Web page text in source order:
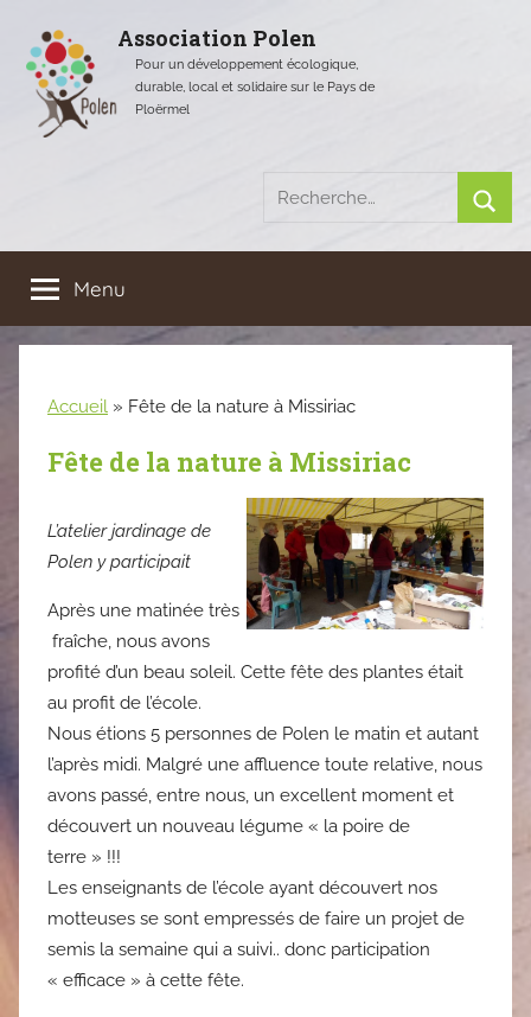
contenu
Association Polen
Pour un développement écologique,
durable, local et solidaire sur le Pays de
Ploërmel
Recherche
pour
:
Menu
Accueil » Fête de la nature à Missiriac
Fête de la nature à Missiriac
L’atelier jardinage de
Polen y participait
Après une matinée très
fraîche, nous avons
profité d’un beau soleil. Cette fête des plantes était
au profit de l’école.
Nous étions 5 personnes de Polen le matin et autant
l’après midi. Malgré une affluence toute relative, nous
avons passé, entre nous, un excellent moment et
découvert un nouveau légume « la poire de
terre » !!!
Les enseignants de l’école ayant découvert nos
motteuses se sont empressés de faire un projet de
semis la semaine qui a suivi.. donc participation
« efficace » à cette fête.